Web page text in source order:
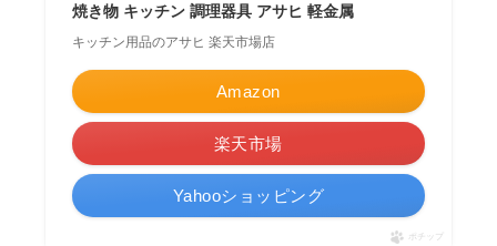
焼き物 キッチン 調理器具 アサヒ 軽金属
キッチン用品のアサヒ 楽天市場店
Amazon
楽天市場
Yahooショッピング
ポチップ